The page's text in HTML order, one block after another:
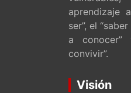
aprendizaje
ser”, el
a
convivir”.
Visión